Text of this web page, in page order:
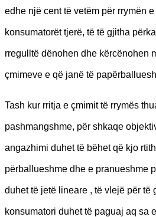
edhe një cent të vetëm për rrymën
konsumatorët tjerë, të të gjitha
rregulltë dënohen dhe kërcënohen
çmimeve e që janë të
Tash kur rritja e çmimit të rrymës
pashmangshme, për shkaqe
angazhimi duhet të bëhet që kjo
përballueshme dhe e pranueshme
duhet të jetë lineare , të vlejë për të
konsumatori duhet të paguaj aq sa